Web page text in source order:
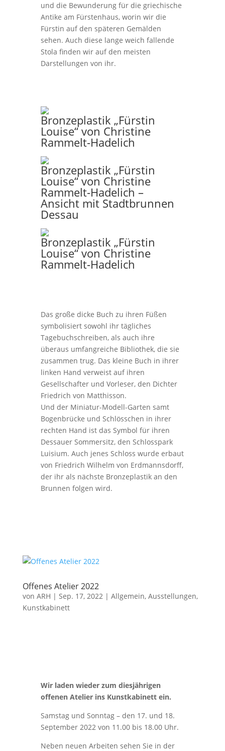
und die Bewunderung für die griechische
Antike am Fürstenhaus, worin wir die
Fürstin auf den späteren Gemälden
sehen. Auch diese lange weich fallende
Stola finden wir auf den meisten
Darstellungen von ihr.
Bronzeplastik „Fürstin
Louise“ von Christine
Rammelt-Hadelich
Bronzeplastik „Fürstin
Louise“ von Christine
Rammelt-Hadelich –
Ansicht mit Stadtbrunnen
Dessau
Bronzeplastik „Fürstin
Louise“ von Christine
Rammelt-Hadelich
Das große dicke Buch zu ihren Füßen
symbolisiert sowohl ihr tägliches
Tagebuchschreiben, als auch ihre
überaus umfangreiche Bibliothek, die sie
zusammen trug. Das kleine Buch in ihrer
linken Hand verweist auf ihren
Gesellschafter und Vorleser, den Dichter
Friedrich von Matthisson.
Und der Miniatur-Modell-Garten samt
Bogenbrücke und Schlösschen in ihrer
rechten Hand ist das Symbol für ihren
Dessauer Sommersitz, den Schlosspark
Luisium. Auch jenes Schloss wurde erbaut
von Friedrich Wilhelm von Erdmannsdorff,
der ihr als nächste Bronzeplastik an den
Brunnen folgen wird.
Offenes Atelier 2022
von ARH | Sep. 17, 2022| Allgemein, Ausstellungen,
Kunstkabinett
Wir laden wieder zum diesjährigen
offenen Atelier ins Kunstkabinett ein.
Samstag und Sonntag – den 17. und 18.
September 2022 von 11.00 bis 18.00 Uhr.
Neben neuen Arbeiten sehen Sie in der